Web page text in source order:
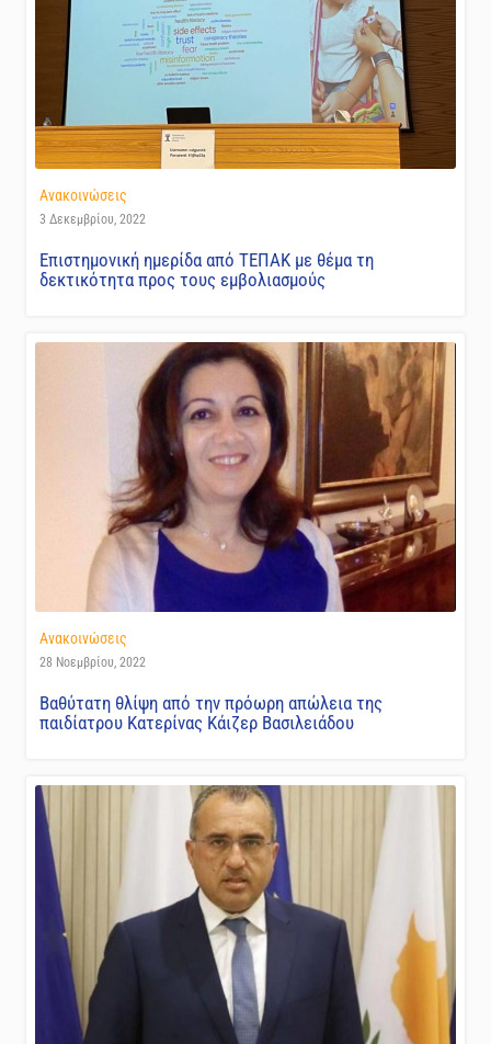
Ανακοινώσεις
3 Δεκεμβρίου, 2022
Επιστημονική ημερίδα από ΤΕΠΑΚ με θέμα τη
δεκτικότητα προς τους εμβολιασμούς
Ανακοινώσεις
28 Νοεμβρίου, 2022
Βαθύτατη θλίψη από την πρόωρη απώλεια της
παιδίατρου Κατερίνας Κάιζερ Βασιλειάδου